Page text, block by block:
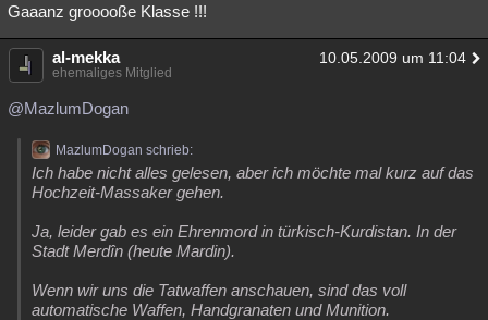
Astronomie Helpdesk
Musik Clash Verbesserungen Allmystery English
Lesenswert Schlüsselwörter
Gaaanz grooooße Klasse !!!
al-mekka 10.05.2009 um 11:04
ehemaliges Mitglied
@MazlumDogan
MazlumDogan schrieb:
Ich habe nicht alles gelesen, aber ich möchte mal kurz auf das
Hochzeit-Massaker gehen.
Ja, leider gab es ein Ehrenmord in türkisch-Kurdistan. In der
Stadt Merdîn (heute Mardin).
Wenn wir uns die Tatwaffen anschauen, sind das voll
automatische Waffen, Handgranaten und Munition.